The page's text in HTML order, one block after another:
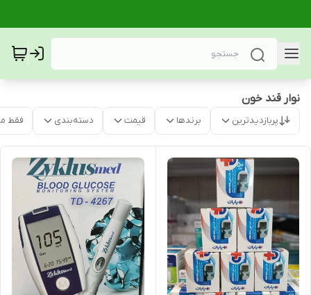
نوار قند خون
پربازدیدترین برندها قیمت دسته‌بندی فقط